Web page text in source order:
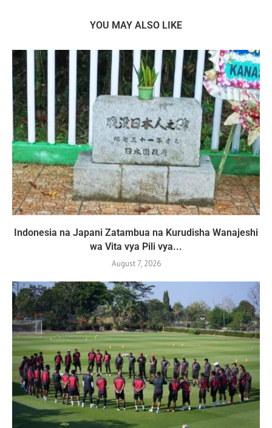
YOU MAY ALSO LIKE
Indonesia na Japani Zatambua na Kurudisha Wanajeshi
wa Vita vya Pili vya...
August 7, 2026